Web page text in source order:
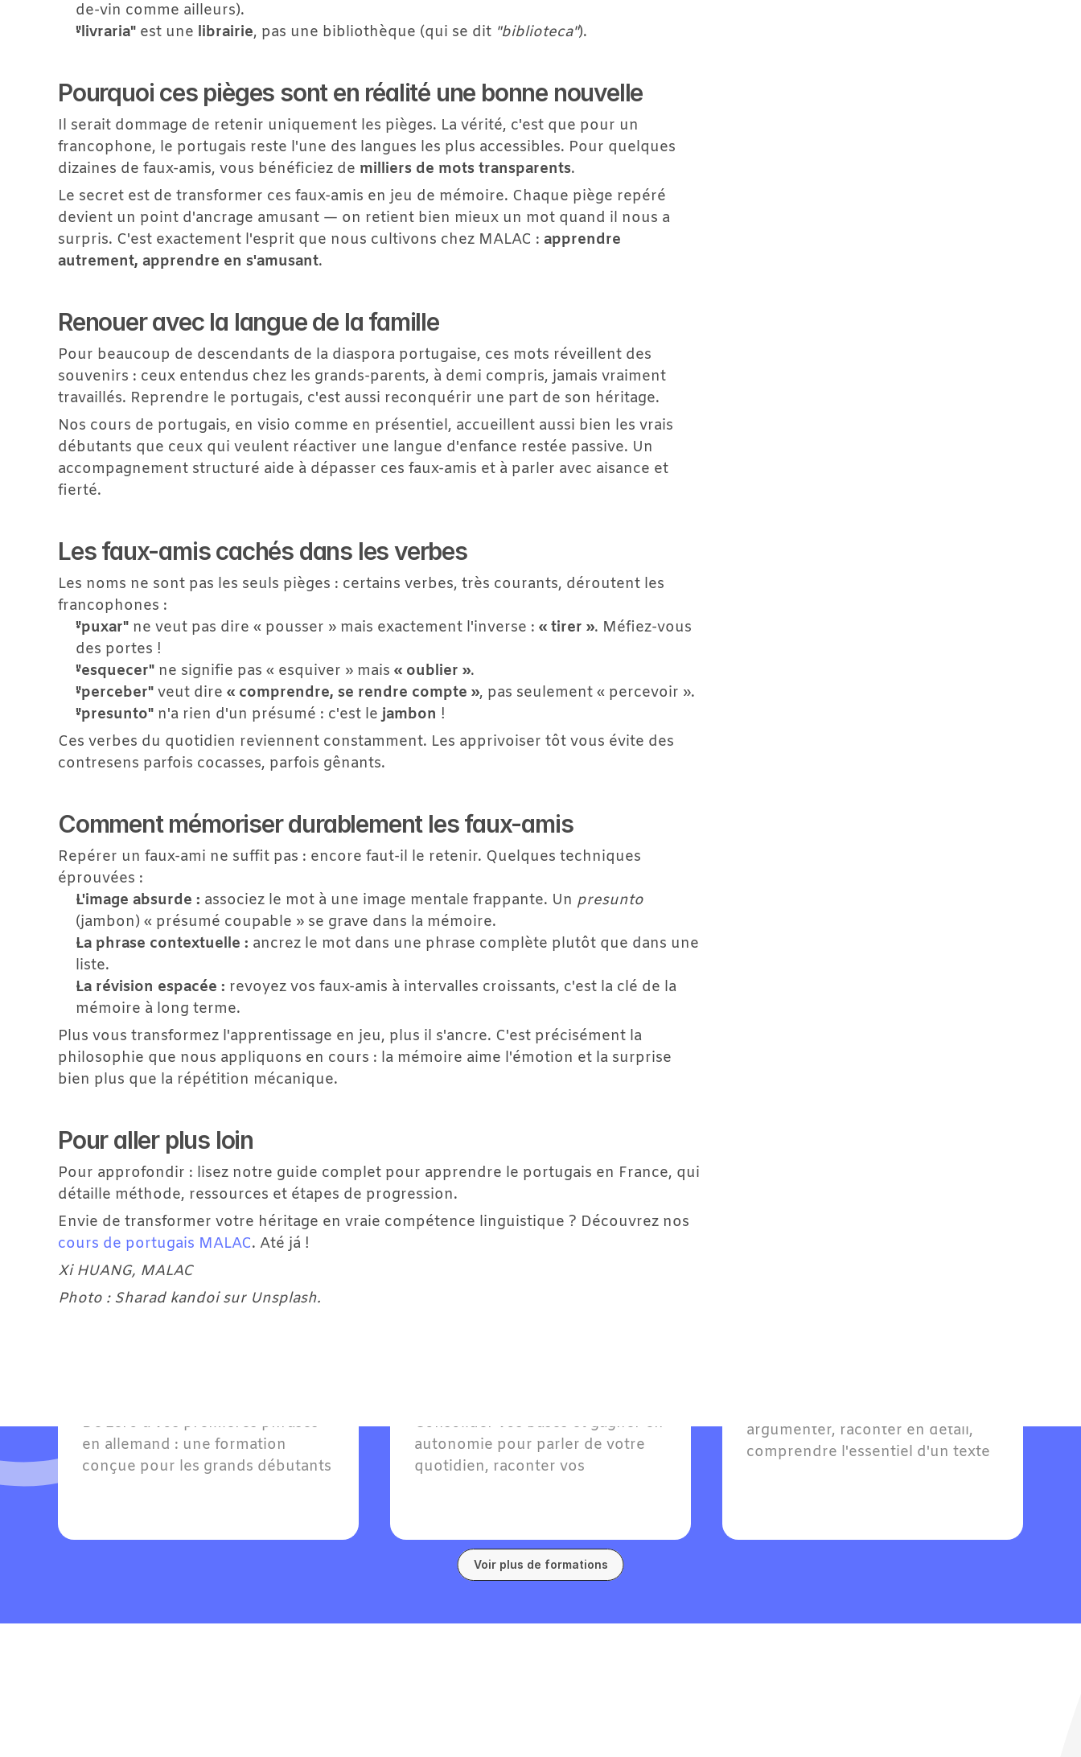
de-vin comme ailleurs).
"livraria" est une librairie, pas une bibliothèque (qui se dit "biblioteca").
Pourquoi ces pièges sont en réalité une bonne nouvelle
Il serait dommage de retenir uniquement les pièges. La vérité, c'est que pour un
francophone, le portugais reste l'une des langues les plus accessibles. Pour quelques
dizaines de faux-amis, vous bénéficiez de milliers de mots transparents.
Le secret est de transformer ces faux-amis en jeu de mémoire. Chaque piège repéré
devient un point d'ancrage amusant — on retient bien mieux un mot quand il nous a
surpris. C'est exactement l'esprit que nous cultivons chez MALAC : apprendre
autrement, apprendre en s'amusant.
Renouer avec la langue de la famille
Pour beaucoup de descendants de la diaspora portugaise, ces mots réveillent des
souvenirs : ceux entendus chez les grands-parents, à demi compris, jamais vraiment
travaillés. Reprendre le portugais, c'est aussi reconquérir une part de son héritage.
Nos cours de portugais, en visio comme en présentiel, accueillent aussi bien les vrais
débutants que ceux qui veulent réactiver une langue d'enfance restée passive. Un
accompagnement structuré aide à dépasser ces faux-amis et à parler avec aisance et
fierté.
Les faux-amis cachés dans les verbes
Les noms ne sont pas les seuls pièges : certains verbes, très courants, déroutent les
francophones :
"puxar" ne veut pas dire « pousser » mais exactement l'inverse : « tirer ». Méfiez-vous
des portes !
"esquecer" ne signifie pas « esquiver » mais « oublier ».
"perceber" veut dire « comprendre, se rendre compte », pas seulement « percevoir ».
"presunto" n'a rien d'un présumé : c'est le jambon !
Ces verbes du quotidien reviennent constamment. Les apprivoiser tôt vous évite des
contresens parfois cocasses, parfois gênants.
Comment mémoriser durablement les faux-amis
Repérer un faux-ami ne suffit pas : encore faut-il le retenir. Quelques techniques
éprouvées :
L'image absurde : associez le mot à une image mentale frappante. Un presunto
(jambon) « présumé coupable » se grave dans la mémoire.
La phrase contextuelle : ancrez le mot dans une phrase complète plutôt que dans une
liste.
La révision espacée : revoyez vos faux-amis à intervalles croissants, c'est la clé de la
mémoire à long terme.
Plus vous transformez l'apprentissage en jeu, plus il s'ancre. C'est précisément la
philosophie que nous appliquons en cours : la mémoire aime l'émotion et la surprise
bien plus que la répétition mécanique.
Pour aller plus loin
Pour approfondir : lisez notre guide complet pour apprendre le portugais en France, qui
détaille méthode, ressources et étapes de progression.
cours de portugais MALAC. Até já !
Xi HUANG, MALAC
Photo : Sharad kandoi sur Unsplash.
Découvrez nos formations en
De zéro à vos premières phrases
en allemand : une formation
conçue pour les grands débutants
Consolider vos bases et gagner en
autonomie pour parler de votre
quotidien, raconter vos
argumenter, raconter en détail,
comprendre l'essentiel d'un texte
Voir plus de formations